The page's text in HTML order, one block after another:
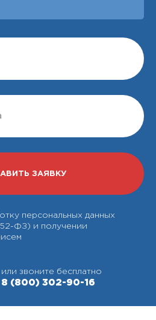
персональных данных
ФЗ) и получении
или звоните бесплатно
8 (800) 302-90-16